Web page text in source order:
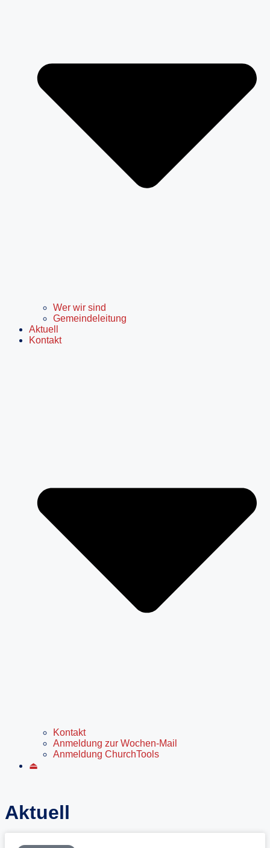
Wer wir sind
Gemeindeleitung
Aktuell
Kontakt
Kontakt
Anmeldung zur Wochen-Mail
Anmeldung ChurchTools
⏏
Aktuell